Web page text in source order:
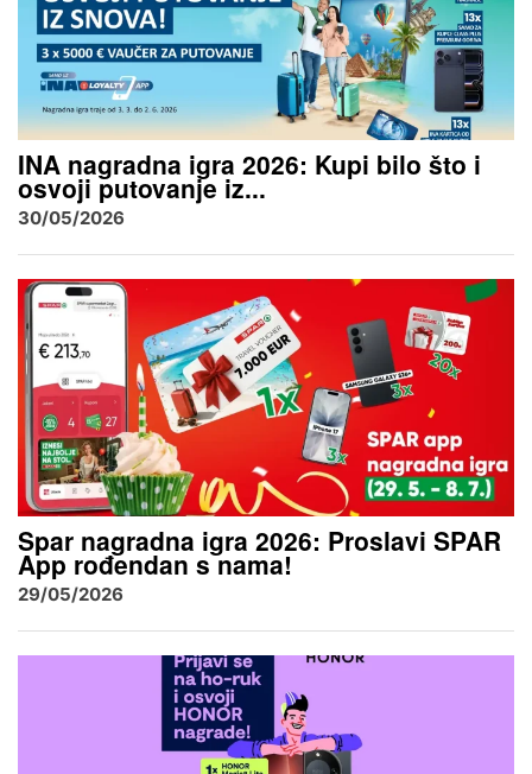
INA nagradna igra 2026: Kupi bilo što i
osvoji putovanje iz...
30/05/2026
Spar nagradna igra 2026: Proslavi SPAR
App rođendan s nama!
29/05/2026